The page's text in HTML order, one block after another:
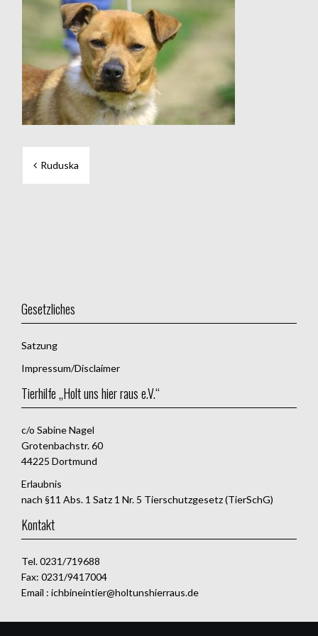
Beitragsnavigation
Ruduska
Gesetzliches
Satzung
Impressum/Disclaimer
Tierhilfe „Holt uns hier raus e.V.“
c/o Sabine Nagel
Grotenbachstr. 60
44225 Dortmund
Erlaubnis
nach §11 Abs. 1 Satz 1 Nr. 5 Tierschutzgesetz (TierSchG)
Kontakt
Tel. 0231/719688
Fax: 0231/9417004
Email : ichbineintier@holtunshierraus.de